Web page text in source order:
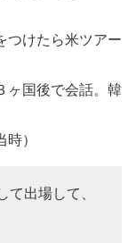
つけたら米ツアー
ヶ国後で会話。韓
）
出場して、